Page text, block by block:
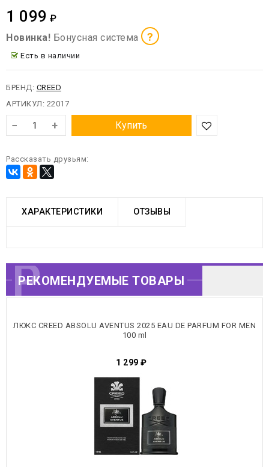
1 099 ₽
Новинка! Бонусная система ?
Есть в наличии
БРЕНД: CREED
АРТИКУЛ: 22017
− + Купить
Рассказать друзьям:
ХАРАКТЕРИСТИКИ ОТЗЫВЫ
РЕКОМЕНДУЕМЫЕ
ТОВАРЫ
РЕКОМЕНДУЕМЫЕ ТОВАРЫ
ЛЮКС CREED ABSOLU AVENTUS 2025 EAU DE PARFUM FOR MEN
100 ml
1 299 ₽